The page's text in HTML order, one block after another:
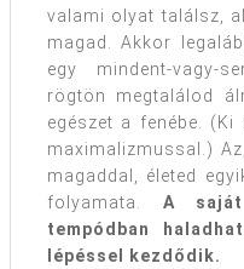
valami olyat találsz,
magad. Akkor
egy mindent-vagy-
rögtön megtalálod
egészet a fenébe.
maximalizmussal.)
magaddal, életed
folyamata. A
tempódban
lépéssel kezdődik.